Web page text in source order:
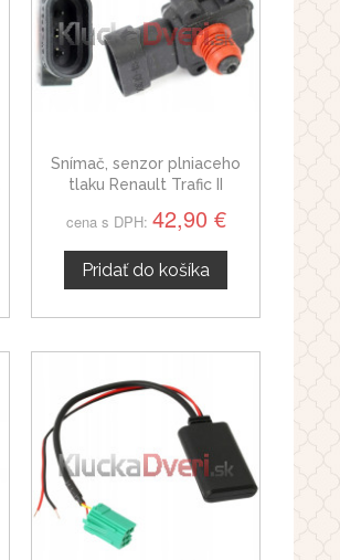
Snímač, senzor plniaceho
tlaku Renault Trafic II
cena s DPH: 42,90 €
Pridať do košíka